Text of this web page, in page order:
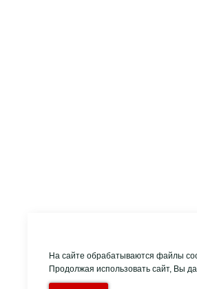
На сайте обрабатываются файлы
Продолжая использовать сайт, Вы